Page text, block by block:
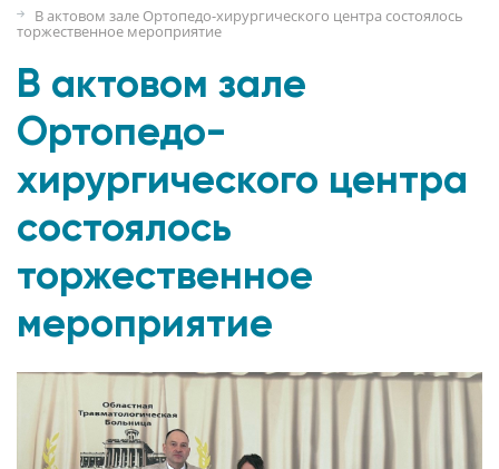
В актовом зале Ортопедо-хирургического центра состоялось
торжественное мероприятие
В актовом зале
Ортопедо-
хирургического центра
состоялось
торжественное
мероприятие